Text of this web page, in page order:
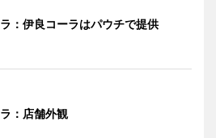
：伊良コーラはパウチで提供
：店舗外観